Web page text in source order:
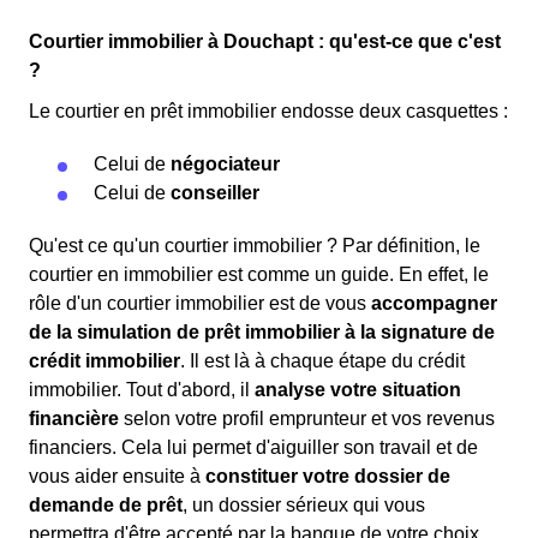
Courtier immobilier à Douchapt : qu'est-ce que c'est
?
Le courtier en prêt immobilier endosse deux casquettes :
Celui de négociateur
Celui de conseiller
Qu'est ce qu'un courtier immobilier ? Par définition, le
courtier en immobilier est comme un guide. En effet, le
rôle d'un courtier immobilier est de vous accompagner
de la simulation de prêt immobilier à la signature de
crédit immobilier. Il est là à chaque étape du crédit
immobilier. Tout d'abord, il analyse votre situation
financière selon votre profil emprunteur et vos revenus
financiers. Cela lui permet d'aiguiller son travail et de
vous aider ensuite à constituer votre dossier de
demande de prêt, un dossier sérieux qui vous
permettra d'être accepté par la banque de votre choix.